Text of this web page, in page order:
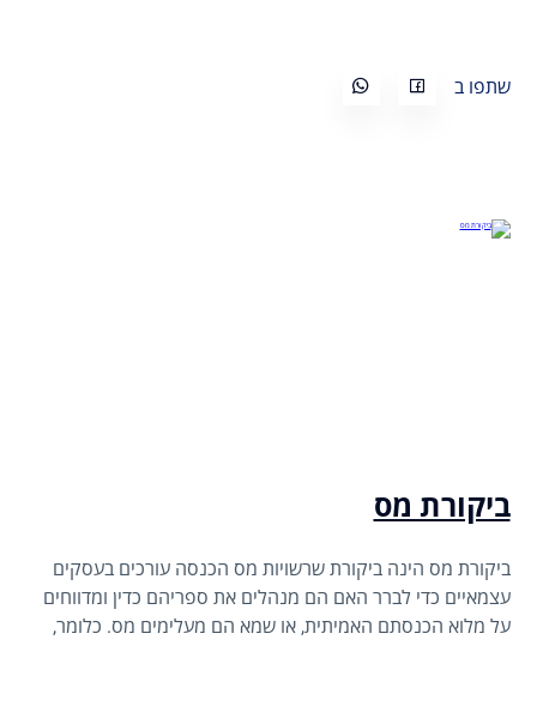
שתפו ב
ביקורת מס
ביקורת מס הינה ביקורת שרשויות מס הכנסה עורכים בעסקים
עצמאיים כדי לברר האם הם מנהלים את ספריהם כדין ומדווחים
על מלוא הכנסתם האמיתית, או שמא הם מעלימים מס. כלומר,